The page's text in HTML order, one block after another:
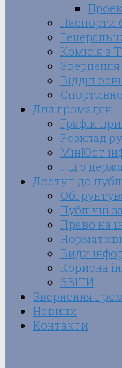
Паспорти
Комісія з
Звернення
Відділ
Для громадян
Графік
Розклад
МінЮст
Гід з
Доступ до
Публічні
Право на
Види
Корисна
ЗВІТИ
Звернення
Новини
Контакти